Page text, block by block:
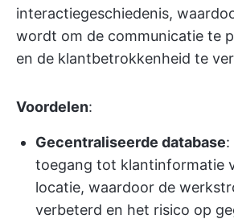
interactiegeschiedenis,
wordt om de communicatie te
en de klantbetrokkenheid te
Voordelen:
Gecentraliseerde database:
toegang tot klantinformatie
locatie, waardoor de
verbeterd en het risico op